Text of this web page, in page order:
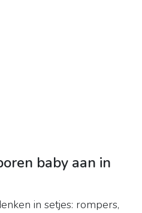
baby aan in
in setjes: rompers,